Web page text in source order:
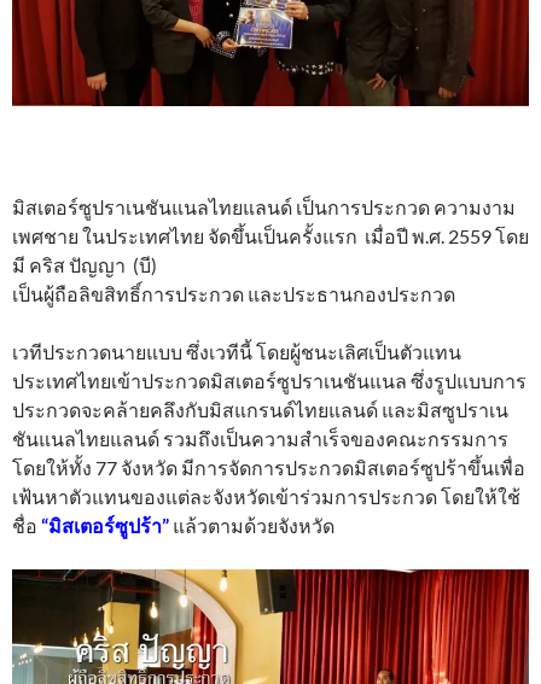
มิสเตอร์ซูปราเนชันแนลไทยแลนด์ เป็นการประกวด ความงาม
เพศชาย ในประเทศไทย จัดขึ้นเป็นครั้งแรก เมื่อปี พ.ศ. 2559 โดย
มี คริส ปัญญา (บี)
เป็นผู้ถือลิขสิทธิ์การประกวด และประธานกองประกวด
เวทีประกวดนายแบบ ซึ่งเวทีนี้ โดยผู้ชนะเลิศเป็นตัวแทน
ประเทศไทยเข้าประกวดมิสเตอร์ซูปราเนชันแนล ซึ่งรูปแบบการ
ประกวดจะคล้ายคลึงกับมิสแกรนด์ไทยแลนด์ และมิสซูปราเน
ชันแนลไทยแลนด์ รวมถึงเป็นความสำเร็จของคณะกรรมการ
โดยให้ทั้ง 77 จังหวัด มีการจัดการประกวดมิสเตอร์ซูปร้าขึ้นเพื่อ
เฟ้นหาตัวแทนของแต่ละจังหวัดเข้าร่วมการประกวด โดยให้ใช้
ชื่อ “มิสเตอร์ซูปร้า” แล้วตามด้วยจังหวัด